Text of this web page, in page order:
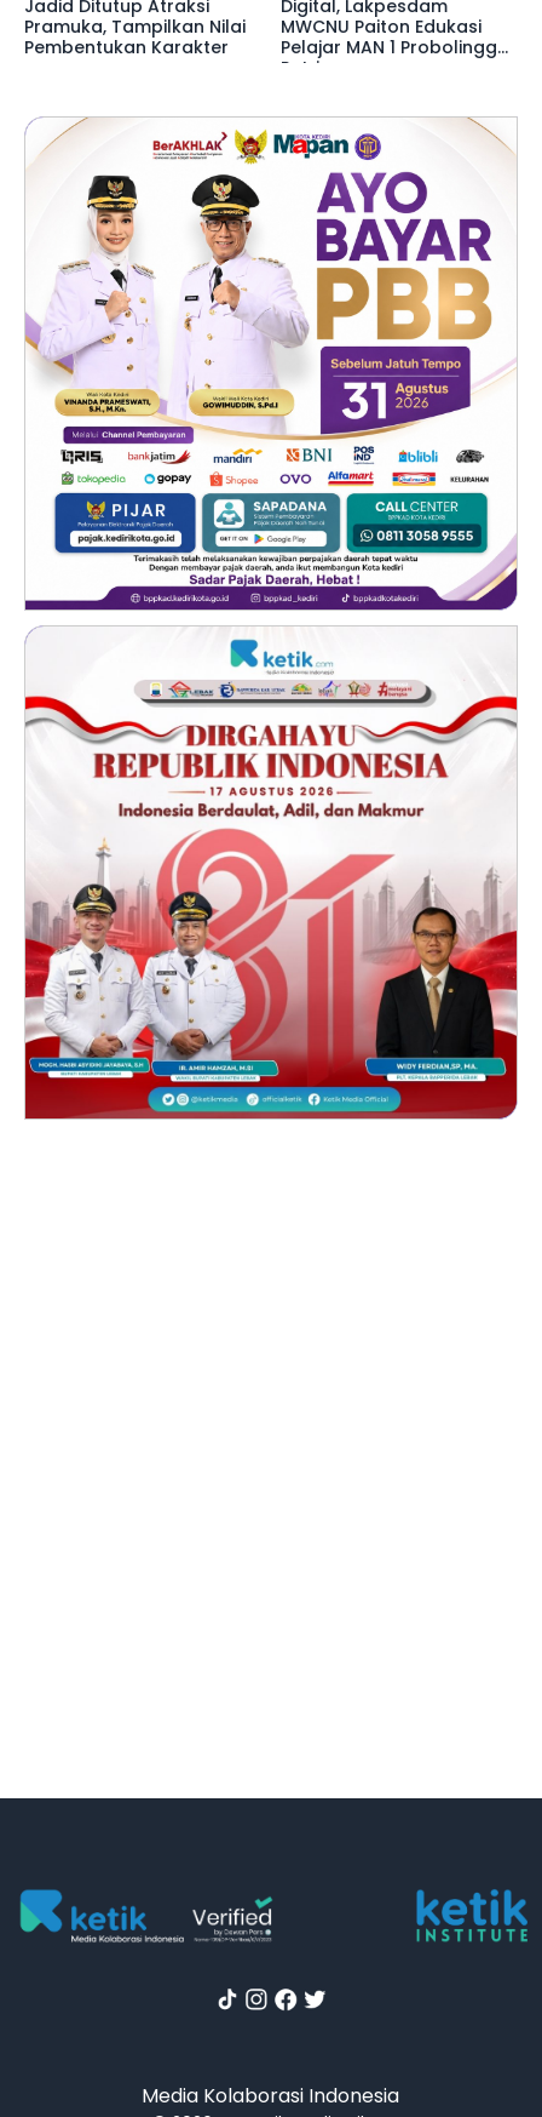
Jadid Ditutup Atraksi
Pramuka, Tampilkan Nilai
Pembentukan Karakter
Digital, Lakpesdam
MWCNU Paiton Edukasi
Pelajar MAN 1 Probolinggo
Putri
Media Kolaborasi Indonesia